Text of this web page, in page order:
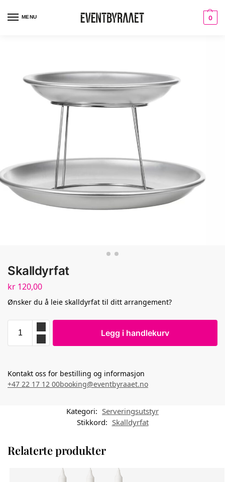
MENU 0
Skalldyrfat
kr 120,00
Ønsker du å leie skalldyrfat til ditt arrangement?
Legg i handlekurv
Kontakt oss for bestilling og informasjon
+47 22 17 12 00booking@eventbyraaet.no
Kategori: Serveringsutstyr
Stikkord: Skalldyrfat
Relaterte produkter